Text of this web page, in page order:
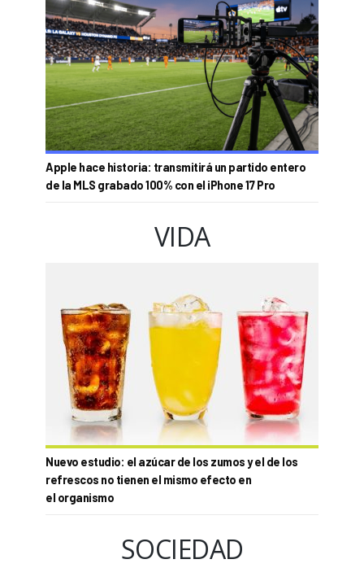
Apple hace historia: transmitirá un partido entero
de la MLS grabado 100% con el iPhone 17 Pro
VIDA
Nuevo estudio: el azúcar de los zumos y el de los
refrescos no tienen el mismo efecto en
el organismo
SOCIEDAD